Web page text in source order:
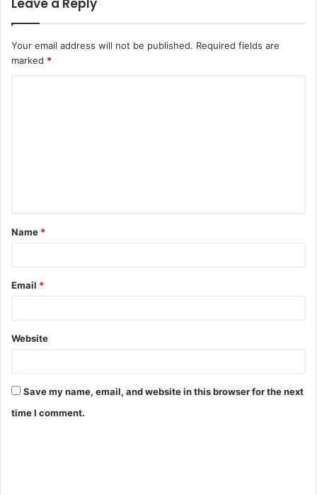
Leave a Reply
Your email address will not be published. Required fields are
marked *
Name *
Email *
Website
Save my name, email, and website in this browser for the next
time I comment.